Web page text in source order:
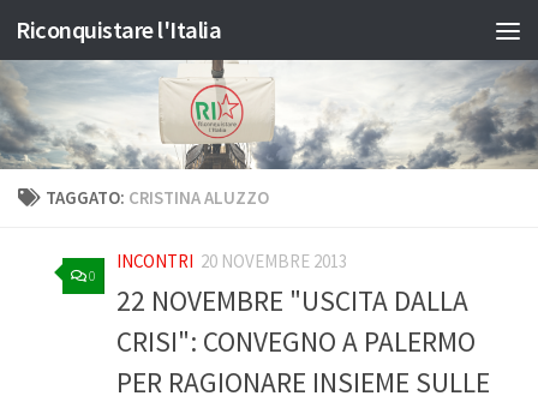
Salta al contenuto
Riconquistare l'Italia
TAGGATO: CRISTINA ALUZZO
0
INCONTRI 20 NOVEMBRE 2013
22 NOVEMBRE "USCITA DALLA
CRISI": CONVEGNO A PALERMO
PER RAGIONARE INSIEME SULLE